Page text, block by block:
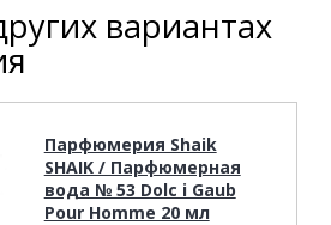
вариантах
Парфюмерия Shaik
SHAIK / Парфюмерная
вода № 53 Dolc i Gaub
Pour Homme 20 мл